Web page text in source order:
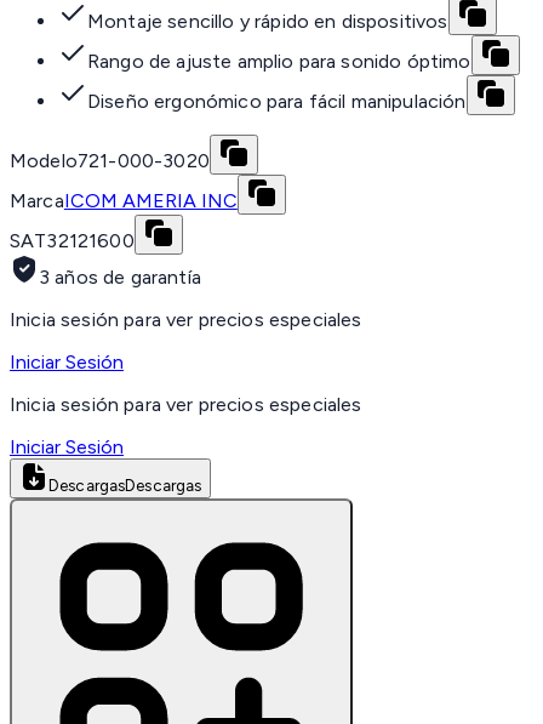
Montaje sencillo y rápido en dispositivos
Rango de ajuste amplio para sonido óptimo
Diseño ergonómico para fácil manipulación
Modelo721-000-3020
MarcaICOM AMERIA INC
SAT32121600
3 años de garantía
Inicia sesión para ver precios especiales
Iniciar Sesión
Inicia sesión para ver precios especiales
Iniciar Sesión
DescargasDescargas